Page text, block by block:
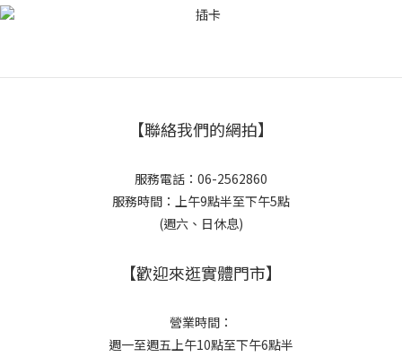
【聯絡我們的網拍】
服務電話：06-2562860
服務時間：上午9點半至下午5點
(週六、日休息)
【歡迎來逛實體門市】
營業時間：
週一至週五上午10點至下午6點半